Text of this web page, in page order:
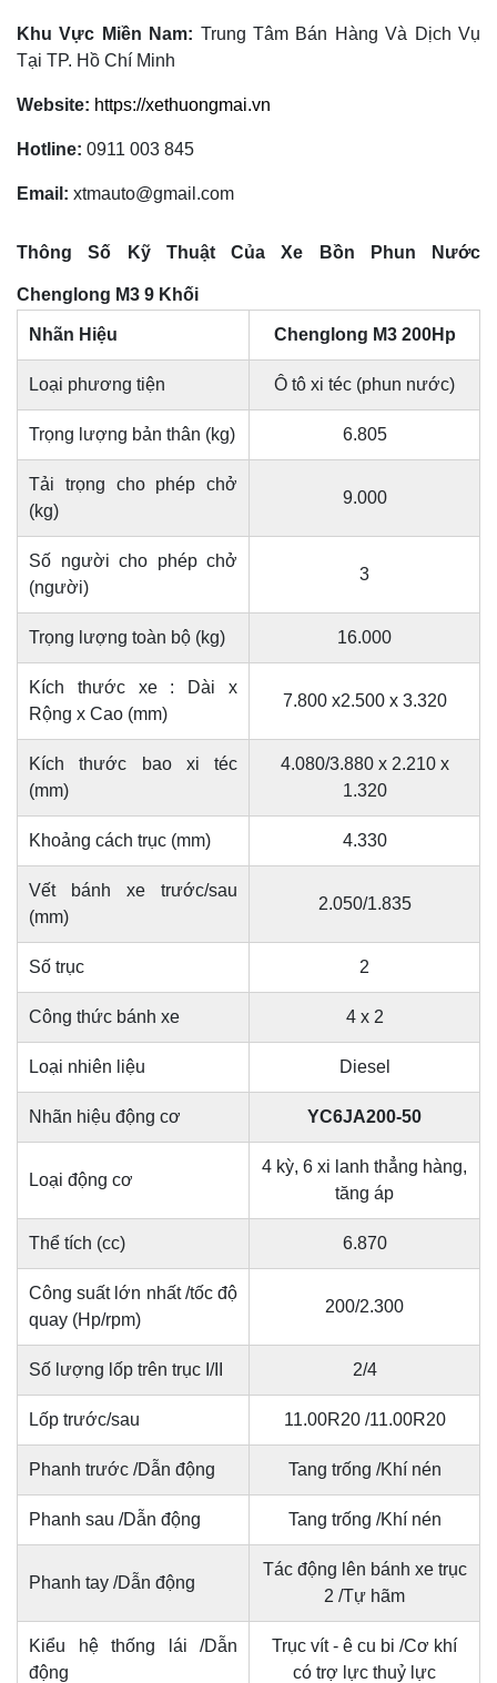
Khu Vực Miền Nam: Trung Tâm Bán Hàng Và Dịch Vụ
Tại TP. Hồ Chí Minh
Website: https://xethuongmai.vn
Hotline: 0911 003 845
Email: xtmauto@gmail.com
Thông Số Kỹ Thuật Của Xe Bồn Phun Nước
Chenglong M3 9 Khối
Nhãn Hiệu Chenglong M3 200Hp
Loại phương tiện Ô tô xi téc (phun nước)
Trọng lượng bản thân (kg) 6.805
Tải trọng cho phép chở
(kg)
9.000
Số người cho phép chở
(người)
3
Trọng lượng toàn bộ (kg) 16.000
Kích thước xe : Dài x
Rộng x Cao (mm)
7.800 x2.500 x 3.320
Kích thước bao xi téc
(mm)
4.080/3.880 x 2.210 x
1.320
Khoảng cách trục (mm) 4.330
Vết bánh xe trước/sau
(mm)
2.050/1.835
Số trục 2
Công thức bánh xe 4 x 2
Loại nhiên liệu Diesel
Nhãn hiệu động cơ YC6JA200-50
Loại động cơ
4 kỳ, 6 xi lanh thẳng hàng,
tăng áp
Thể tích (cc) 6.870
Công suất lớn nhất /tốc độ
quay (Hp/rpm)
200/2.300
Số lượng lốp trên trục I/II 2/4
Lốp trước/sau 11.00R20 /11.00R20
Phanh trước /Dẫn động Tang trống /Khí nén
Phanh sau /Dẫn động Tang trống /Khí nén
Phanh tay /Dẫn động
Tác động lên bánh xe trục
2 /Tự hãm
Kiểu hệ thống lái /Dẫn
động
Trục vít - ê cu bi /Cơ khí
có trợ lực thuỷ lực